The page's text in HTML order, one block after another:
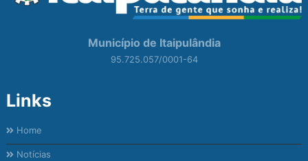
Município de Itaipulândia
95.725.057/0001-64
Links
Home
Notícias